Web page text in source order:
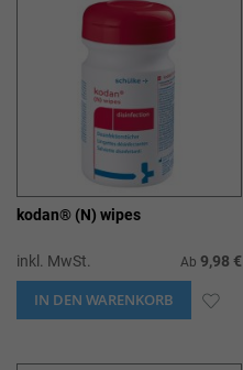
kodan® (N) wipes
inkl. MwSt. Ab 9,98 €
IN DEN WARENKORB ZUR